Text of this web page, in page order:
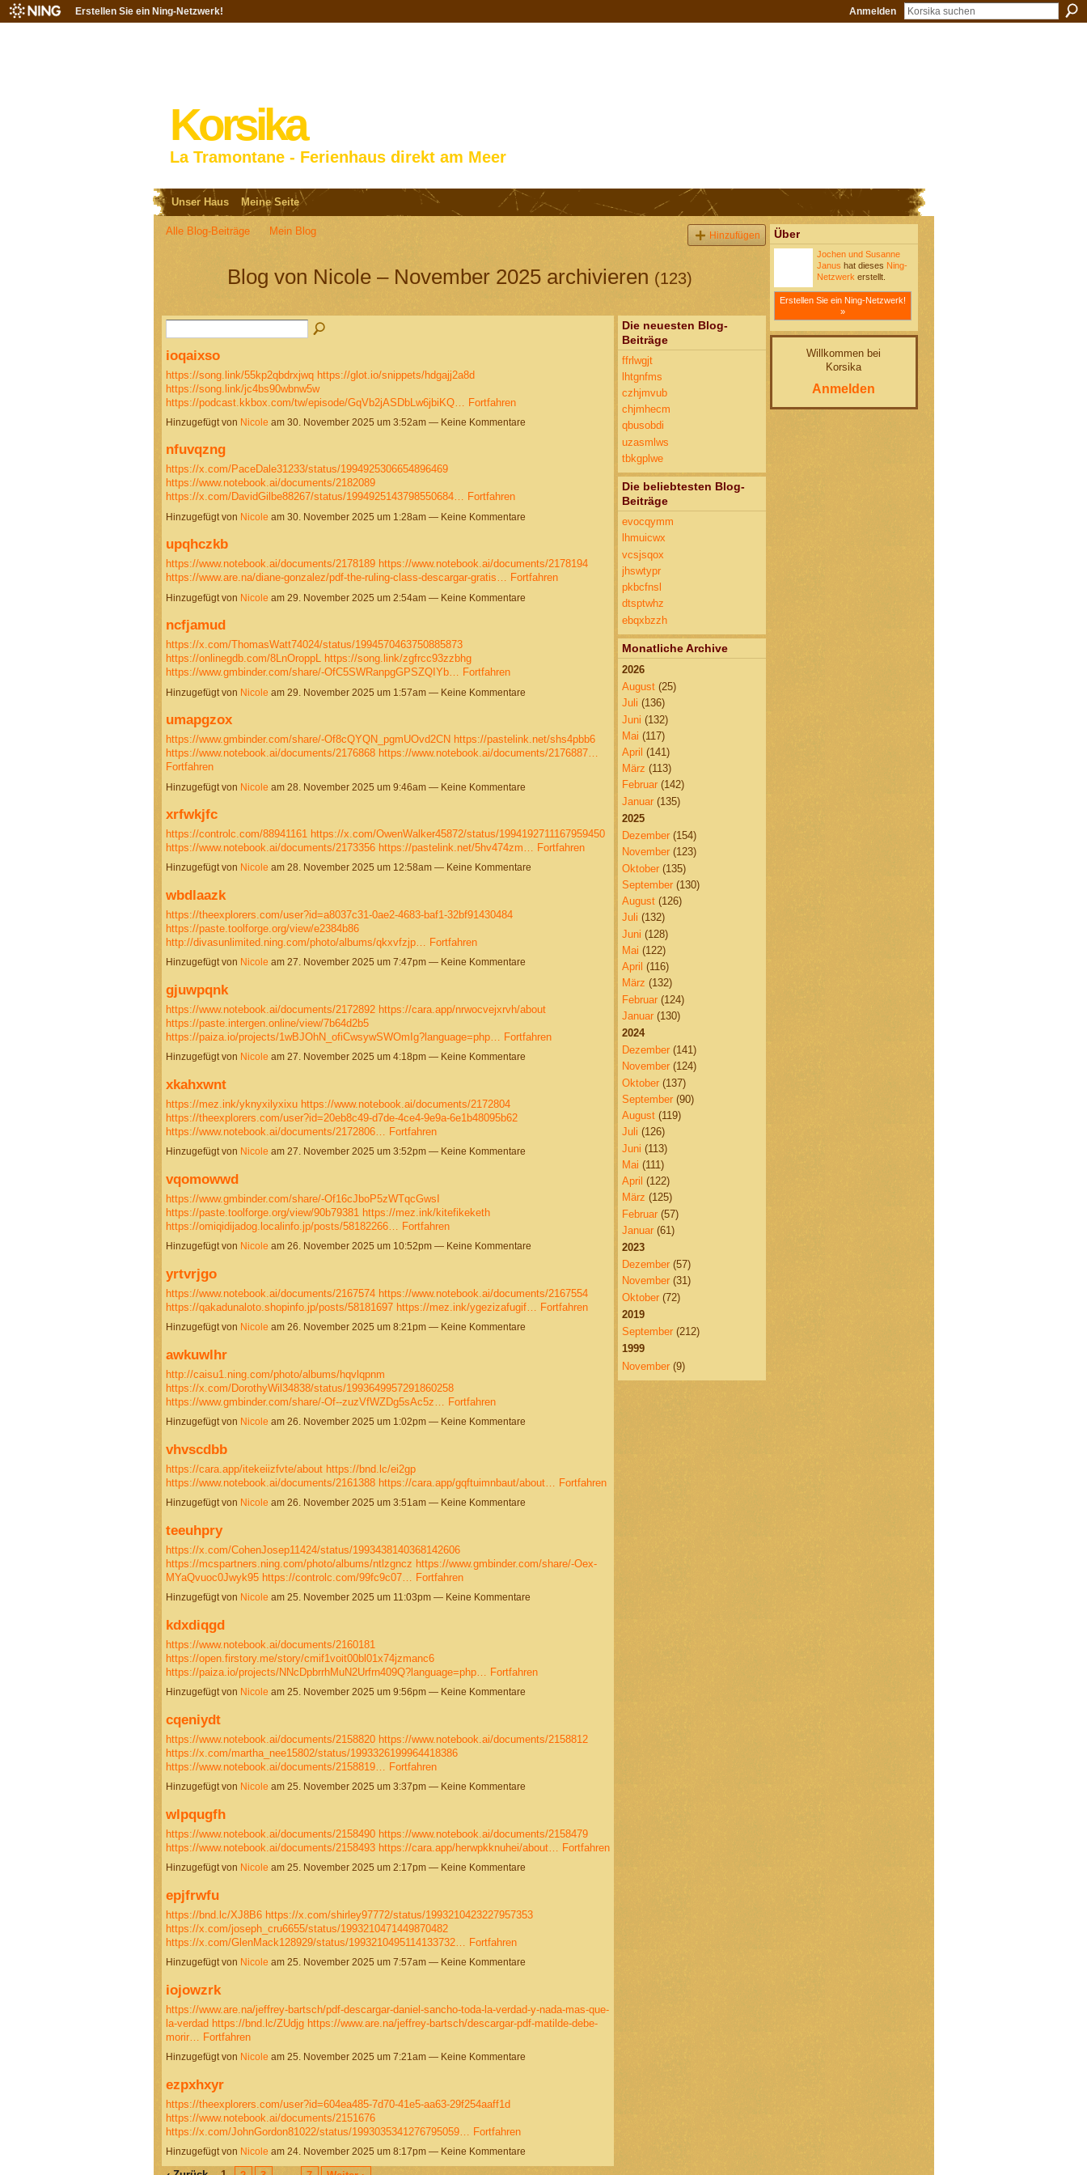
Erstellen Sie ein Ning-Netzwerk! Anmelden
Korsika
La Tramontane - Ferienhaus direkt am Meer
Unser Haus Meine Seite
Alle Blog-Beiträge Mein Blog Hinzufügen
Blog von Nicole – November 2025 archivieren (123)
ioqaixso
https://song.link/55kp2qbdrxjwq https://glot.io/snippets/hdgajj2a8d
https://song.link/jc4bs90wbnw5w
https://podcast.kkbox.com/tw/episode/GqVb2jASDbLw6jbiKQ…
Fortfahren
Hinzugefügt von Nicole am 30. November 2025 um 3:52am — Keine Kommentare
nfuvqzng
https://x.com/PaceDale31233/status/1994925306654896469
https://www.notebook.ai/documents/2182089
https://x.com/DavidGilbe88267/status/1994925143798550684… Fortfahren
Hinzugefügt von Nicole am 30. November 2025 um 1:28am — Keine Kommentare
upqhczkb
https://www.notebook.ai/documents/2178189 https://www.notebook.ai/documents/2178194
https://www.are.na/diane-gonzalez/pdf-the-ruling-class-descargar-gratis… Fortfahren
Hinzugefügt von Nicole am 29. November 2025 um 2:54am — Keine Kommentare
ncfjamud
https://x.com/ThomasWatt74024/status/1994570463750885873
https://onlinegdb.com/8LnOroppL https://song.link/zgfrcc93zzbhg
https://www.gmbinder.com/share/-OfC5SWRanpgGPSZQIYb… Fortfahren
Hinzugefügt von Nicole am 29. November 2025 um 1:57am — Keine Kommentare
umapgzox
https://www.gmbinder.com/share/-Of8cQYQN_pgmUOvd2CN https://pastelink.net/shs4pbb6
https://www.notebook.ai/documents/2176868 https://www.notebook.ai/documents/2176887…
Fortfahren
Hinzugefügt von Nicole am 28. November 2025 um 9:46am — Keine Kommentare
xrfwkjfc
https://controlc.com/88941161 https://x.com/OwenWalker45872/status/1994192711167959450
https://www.notebook.ai/documents/2173356 https://pastelink.net/5hv474zm… Fortfahren
Hinzugefügt von Nicole am 28. November 2025 um 12:58am — Keine Kommentare
wbdlaazk
https://theexplorers.com/user?id=a8037c31-0ae2-4683-baf1-32bf91430484
https://paste.toolforge.org/view/e2384b86
http://divasunlimited.ning.com/photo/albums/qkxvfzjp… Fortfahren
Hinzugefügt von Nicole am 27. November 2025 um 7:47pm — Keine Kommentare
gjuwpqnk
https://www.notebook.ai/documents/2172892 https://cara.app/nrwocvejxrvh/about
https://paste.intergen.online/view/7b64d2b5
https://paiza.io/projects/1wBJOhN_ofiCwsywSWOmIg?language=php… Fortfahren
Hinzugefügt von Nicole am 27. November 2025 um 4:18pm — Keine Kommentare
xkahxwnt
https://mez.ink/yknyxilyxixu https://www.notebook.ai/documents/2172804
https://theexplorers.com/user?id=20eb8c49-d7de-4ce4-9e9a-6e1b48095b62
https://www.notebook.ai/documents/2172806… Fortfahren
Hinzugefügt von Nicole am 27. November 2025 um 3:52pm — Keine Kommentare
vqomowwd
https://www.gmbinder.com/share/-Of16cJboP5zWTqcGwsI
https://paste.toolforge.org/view/90b79381 https://mez.ink/kitefikeketh
https://omiqidijadog.localinfo.jp/posts/58182266… Fortfahren
Hinzugefügt von Nicole am 26. November 2025 um 10:52pm — Keine Kommentare
yrtvrjgo
https://www.notebook.ai/documents/2167574 https://www.notebook.ai/documents/2167554
https://qakadunaloto.shopinfo.jp/posts/58181697 https://mez.ink/ygezizafugif… Fortfahren
Hinzugefügt von Nicole am 26. November 2025 um 8:21pm — Keine Kommentare
awkuwlhr
http://caisu1.ning.com/photo/albums/hqvlqpnm
https://x.com/DorothyWil34838/status/1993649957291860258
https://www.gmbinder.com/share/-Of--zuzVfWZDg5sAc5z… Fortfahren
Hinzugefügt von Nicole am 26. November 2025 um 1:02pm — Keine Kommentare
vhvscdbb
https://cara.app/itekeiizfvte/about https://bnd.lc/ei2gp
https://www.notebook.ai/documents/2161388 https://cara.app/gqftuimnbaut/about… Fortfahren
Hinzugefügt von Nicole am 26. November 2025 um 3:51am — Keine Kommentare
teeuhpry
https://x.com/CohenJosep11424/status/1993438140368142606
https://mcspartners.ning.com/photo/albums/ntlzgncz https://www.gmbinder.com/share/-Oex-
MYaQvuoc0Jwyk95 https://controlc.com/99fc9c07… Fortfahren
Hinzugefügt von Nicole am 25. November 2025 um 11:03pm — Keine Kommentare
kdxdiqgd
https://www.notebook.ai/documents/2160181
https://open.firstory.me/story/cmif1voit00bl01x74jzmanc6
https://paiza.io/projects/NNcDpbrrhMuN2Urfrn409Q?language=php…
Fortfahren
Hinzugefügt von Nicole am 25. November 2025 um 9:56pm — Keine Kommentare
cqeniydt
https://www.notebook.ai/documents/2158820 https://www.notebook.ai/documents/2158812
https://x.com/martha_nee15802/status/1993326199964418386
https://www.notebook.ai/documents/2158819…
Fortfahren
Hinzugefügt von Nicole am 25. November 2025 um 3:37pm — Keine Kommentare
wlpqugfh
https://www.notebook.ai/documents/2158490 https://www.notebook.ai/documents/2158479
https://www.notebook.ai/documents/2158493 https://cara.app/herwpkknuhei/about… Fortfahren
Hinzugefügt von Nicole am 25. November 2025 um 2:17pm — Keine Kommentare
epjfrwfu
https://bnd.lc/XJ8B6 https://x.com/shirley97772/status/1993210423227957353
https://x.com/joseph_cru6655/status/1993210471449870482
https://x.com/GlenMack128929/status/1993210495114133732…
Fortfahren
Hinzugefügt von Nicole am 25. November 2025 um 7:57am — Keine Kommentare
iojowzrk
https://www.are.na/jeffrey-bartsch/pdf-descargar-daniel-sancho-toda-la-verdad-y-nada-mas-que-
la-verdad https://bnd.lc/ZUdjg https://www.are.na/jeffrey-bartsch/descargar-pdf-matilde-debe-
morir…
Fortfahren
Hinzugefügt von Nicole am 25. November 2025 um 7:21am — Keine Kommentare
ezpxhxyr
https://theexplorers.com/user?id=604ea485-7d70-41e5-aa63-29f254aaff1d
https://www.notebook.ai/documents/2151676
https://x.com/JohnGordon81022/status/1993035341276795059…
Fortfahren
Hinzugefügt von Nicole am 24. November 2025 um 8:17pm — Keine Kommentare
Die neuesten Blog-
Beiträge
ffrlwgjt
lhtgnfms
czhjmvub
chjmhecm
qbusobdi
uzasmlws
tbkgplwe
Die beliebtesten Blog-
Beiträge
evocqymm
lhmuicwx
vcsjsqox
jhswtypr
pkbcfnsl
dtsptwhz
ebqxbzzh
Monatliche Archive
2026
August(25)
Juli (136)
Juni (132)
Mai (117)
April (141)
März (113)
Februar(142)
Januar(135)
2025
Dezember(154)
November(123)
Oktober(135)
September(130)
August(126)
Juli (132)
Juni (128)
Mai (122)
April (116)
März (132)
Februar(124)
Januar(130)
2024
Dezember(141)
November(124)
Oktober(137)
September(90)
August(119)
Juli (126)
Juni (113)
Mai (111)
April (122)
März (125)
Februar(57)
Januar(61)
2023
Dezember(57)
November(31)
Oktober(72)
2019
September(212)
1999
November(9)
Über
Jochen und Susanne
Janus hat dieses Ning-
Netzwerk erstellt.
Erstellen Sie ein Ning-Netzwerk!
»
Willkommen bei
Korsika
Anmelden